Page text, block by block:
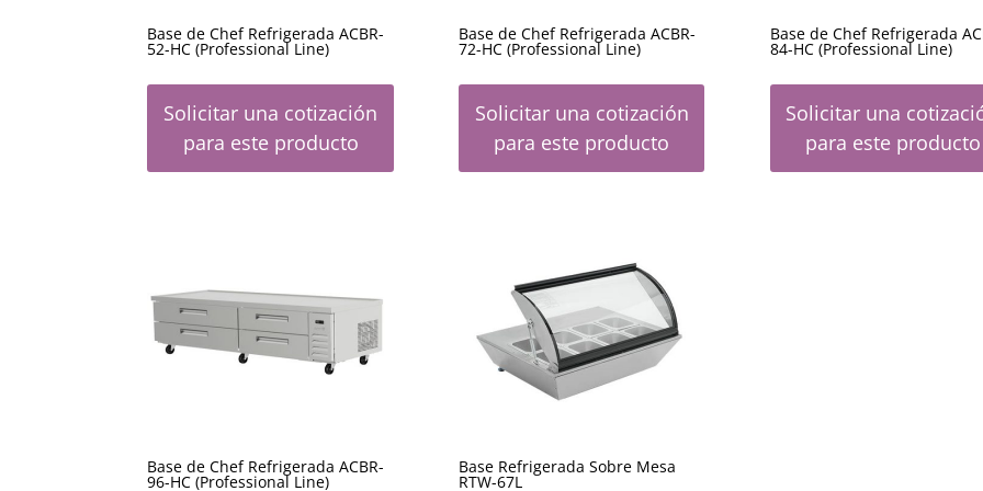
Base de Chef Refrigerada ACBR-
52-HC (Professional Line)
Solicitar una cotización
para este producto
Base de Chef Refrigerada ACBR-
72-HC (Professional Line)
Solicitar una cotización
para este producto
Base de Chef Refrigerada
84-HC (Professional Line)
Solicitar una
para este producto
Base de Chef Refrigerada ACBR-
96-HC (Professional Line)
Base Refrigerada Sobre Mesa
RTW-67L